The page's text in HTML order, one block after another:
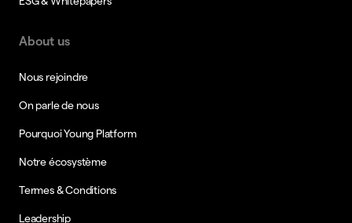
About us
Nous rejoindre
On parle de nous
Pourquoi Young Platform
Notre écosystème
Termes & Conditions
Leadership